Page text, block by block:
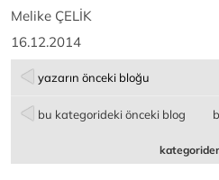
Melike ÇELİK
16.12.2014
yazarın önceki bloğu
bu kategorideki önceki blog